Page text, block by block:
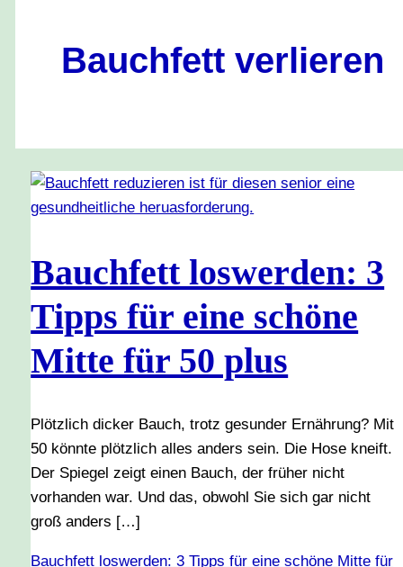
Bauchfett verlieren
Bauchfett loswerden: 3
Tipps für eine schöne
Mitte für 50 plus
Plötzlich dicker Bauch, trotz gesunder Ernährung? Mit
50 könnte plötzlich alles anders sein. Die Hose kneift.
Der Spiegel zeigt einen Bauch, der früher nicht
vorhanden war. Und das, obwohl Sie sich gar nicht
groß anders […]
Bauchfett loswerden: 3 Tipps für eine schöne Mitte für